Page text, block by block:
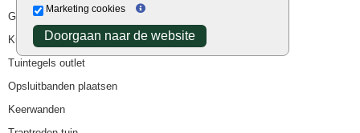
Marketing cookies
Doorgaan naar de website
Goedkope tuintegels
Kunstgras
Tuintegels outlet
Opsluitbanden plaatsen
Keerwanden